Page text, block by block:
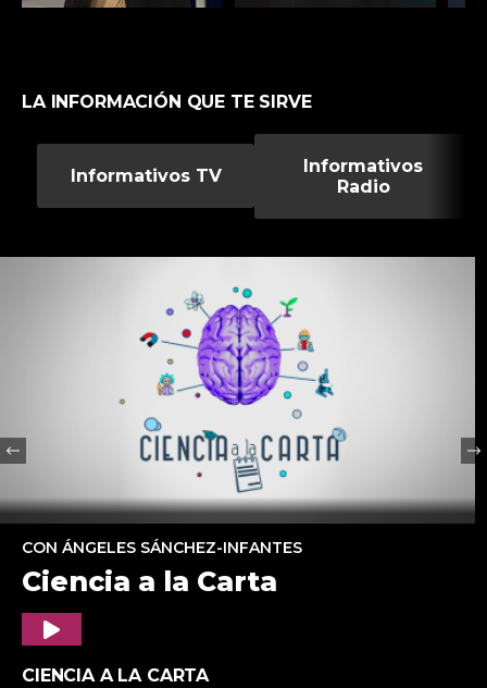
LA INFORMACIÓN QUE TE SIRVE
Informativos TV
Informativos
Radio
CON ÁNGELES SÁNCHEZ-INFANTES
Ciencia a la Carta
Play
CIENCIA A LA CARTA